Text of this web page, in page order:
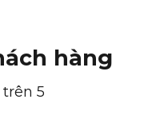
hàng
trên 5